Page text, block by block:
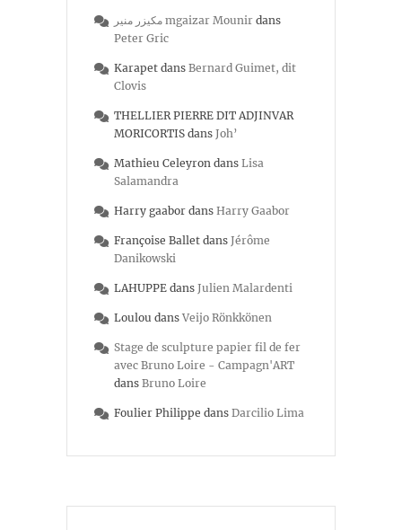
مكيزر منير mgaizar Mounir dans
Peter Gric
Karapet dans Bernard Guimet, dit
Clovis
THELLIER PIERRE DIT ADJINVAR
MORICORTIS dans Joh’
Mathieu Celeyron dans Lisa
Salamandra
Harry gaabor dans Harry Gaabor
Françoise Ballet dans Jérôme
Danikowski
LAHUPPE dans Julien Malardenti
Loulou dans Veijo Rönkkönen
Stage de sculpture papier fil de fer
avec Bruno Loire - Campagn'ART
dans Bruno Loire
Foulier Philippe dans Darcilio Lima